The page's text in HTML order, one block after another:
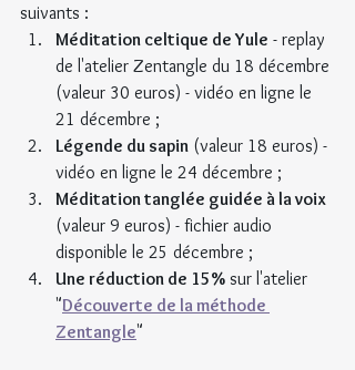
suivants :
Méditation celtique de Yule - replay
de l'atelier Zentangle du 18 décembre
(valeur 30 euros) - vidéo en ligne le
21 décembre ;
Légende du sapin (valeur 18 euros) -
vidéo en ligne le 24 décembre ;
Méditation tanglée guidée à la voix
(valeur 9 euros) - fichier audio
disponible le 25 décembre ;
Une réduction de 15% sur l'atelier
"Découverte de la méthode
Zentangle"